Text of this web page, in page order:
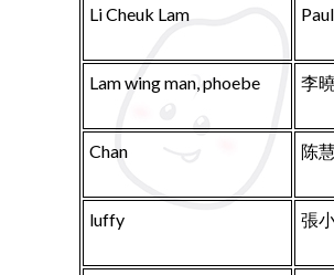
Li Cheuk Lam Paul
Lam wing man, phoebe 李
Chan 陈
luffy 張